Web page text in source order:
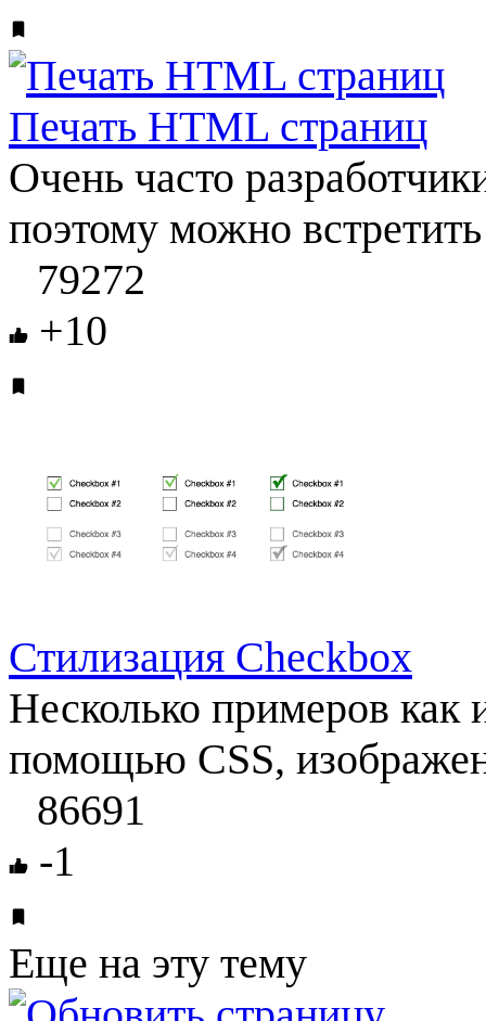
Печать HTML страниц
Очень часто
поэтому можно встретить
79272
+10
Стилизация Checkbox
Несколько примеров как
помощью CSS,
86691
-1
Еще на эту тему